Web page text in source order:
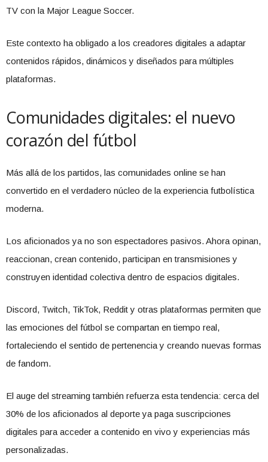
TV con la Major League Soccer.
Este contexto ha obligado a los creadores digitales a adaptar
contenidos rápidos, dinámicos y diseñados para múltiples
plataformas.
Comunidades digitales: el nuevo
corazón del fútbol
Más allá de los partidos, las comunidades online se han
convertido en el verdadero núcleo de la experiencia futbolística
moderna.
Los aficionados ya no son espectadores pasivos. Ahora opinan,
reaccionan, crean contenido, participan en transmisiones y
construyen identidad colectiva dentro de espacios digitales.
Discord, Twitch, TikTok, Reddit y otras plataformas permiten que
las emociones del fútbol se compartan en tiempo real,
fortaleciendo el sentido de pertenencia y creando nuevas formas
de fandom.
El auge del streaming también refuerza esta tendencia: cerca del
30% de los aficionados al deporte ya paga suscripciones
digitales para acceder a contenido en vivo y experiencias más
personalizadas.